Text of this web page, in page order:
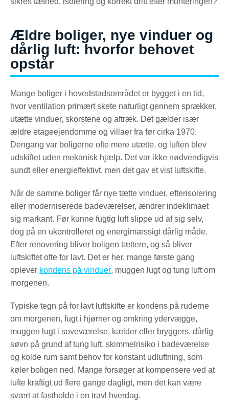
Ældre boliger, nye vinduer og
dårlig luft: hvorfor behovet
opstår
Mange boliger i hovedstadsområdet er bygget i en tid,
hvor ventilation primært skete naturligt gennem sprækker,
utætte vinduer, skorstene og aftræk. Det gælder især
ældre etageejendomme og villaer fra før cirka 1970.
Dengang var boligerne ofte mere utætte, og luften blev
udskiftet uden mekanisk hjælp. Det var ikke nødvendigvis
sundt eller energieffektivt, men det gav et vist luftskifte.
Når de samme boliger får nye tætte vinduer, efterisolering
eller moderniserede badeværelser, ændrer indeklimaet
sig markant. Før kunne fugtig luft slippe ud af sig selv,
dog på en ukontrolleret og energimæssigt dårlig måde.
Efter renovering bliver boligen tættere, og så bliver
luftskiftet ofte for lavt. Det er her, mange første gang
oplever kondens på vinduer, muggen lugt og tung luft om
morgenen.
Typiske tegn på for lavt luftskifte er kondens på ruderne
om morgenen, fugt i hjørner og omkring ydervægge,
muggen lugt i soveværelse, kælder eller bryggers, dårlig
søvn på grund af tung luft, skimmelrisiko i badeværelse
og kolde rum samt behov for konstant udluftning, som
køler boligen ned. Mange forsøger at kompensere ved at
lufte kraftigt ud flere gange dagligt, men det kan være
svært at fastholde i en travl hverdag.